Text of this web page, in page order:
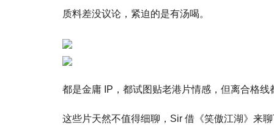
质料差没议论，紧迫的是有汤喝。
都是金庸 IP，都试图贴老港片情感，但离合格线
这些片天然不值得细聊，Sir 借《笑傲江湖》来聊